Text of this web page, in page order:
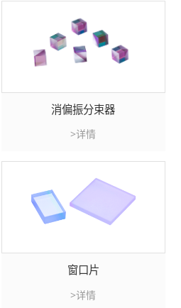
消偏振分束器
>详情
窗口片
>详情